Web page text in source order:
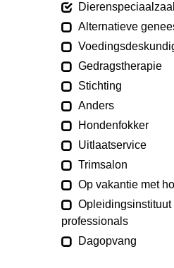
Alternatieve
Gedragstherapie
Stichting
Anders
Hondenfokker
Uitlaatservice
Trimsalon
Op vakantie met
Opleidingsinstituut
professionals
Dagopvang